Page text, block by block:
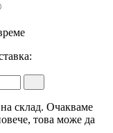
склад. Очакваме
това може да